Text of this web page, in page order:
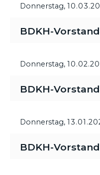
Donnerstag,
BDKH-
Donnerstag,
BDKH-
Donnerstag,
BDKH-